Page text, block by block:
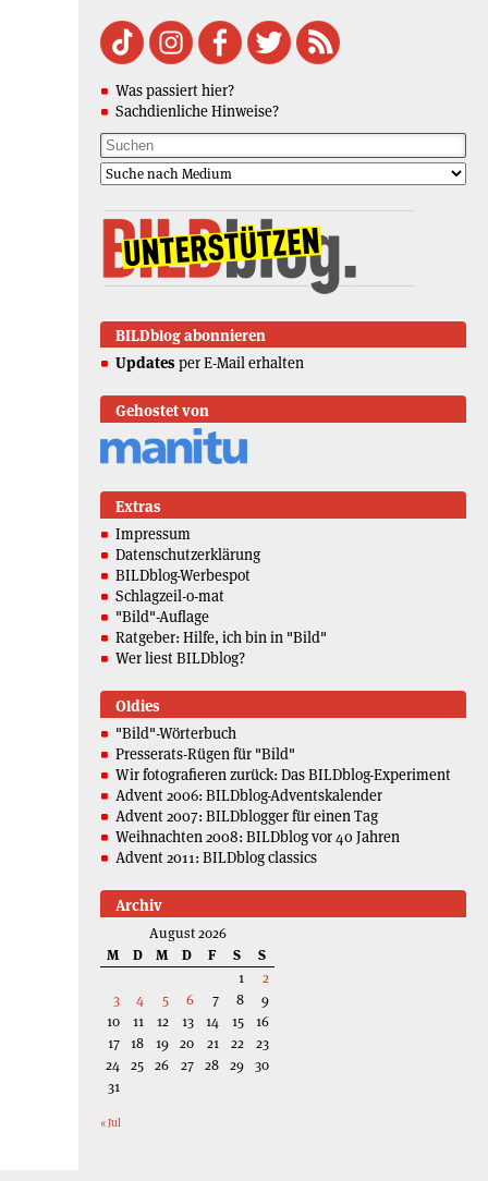
Was passiert hier?
Sachdienliche Hinweise?
BILDblog abonnieren
Updates per E-Mail erhalten
Gehostet von
Extras
Impressum
Datenschutzerklärung
BILDblog-Werbespot
Schlagzeil-o-mat
"Bild"-Auflage
Ratgeber: Hilfe, ich bin in "Bild"
Wer liest BILDblog?
Oldies
"Bild"-Wörterbuch
Presserats-Rügen für "Bild"
Wir fotografieren zurück: Das BILDblog-Experiment
Advent 2006: BILDblog-Adventskalender
Advent 2007: BILDblogger für einen Tag
Weihnachten 2008: BILDblog vor 40 Jahren
Advent 2011: BILDblog classics
Archiv
August 2026
M
D M D F S
S
1
2
3
4 5 6 7 8
9
10
11 12 13 14 15
16
17 18 19 20 21 22
23
24 25 26 27 28 29 30
31
« Jul